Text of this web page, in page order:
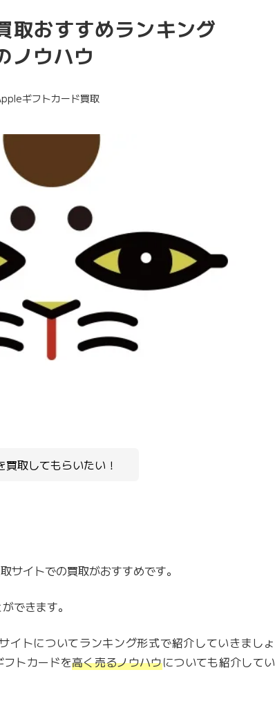
おすすめランキング
ノウハウ
ギフトカード買取
取してもらいたい！
サイトでの買取がおすすめです。
できます。
イトについてランキング形式で紹介していきましょ
トカードを高く売るノウハウについても紹介してい